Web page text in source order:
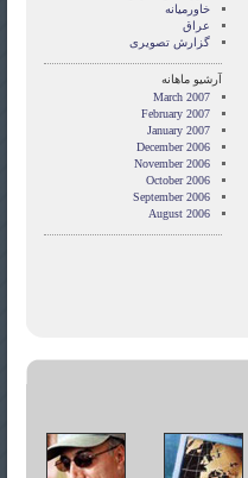
خاورمیانه
عراق
گزارش تصويری
آرشیو ماهانه
March 2007
February 2007
January 2007
December 2006
November 2006
October 2006
September 2006
August 2006